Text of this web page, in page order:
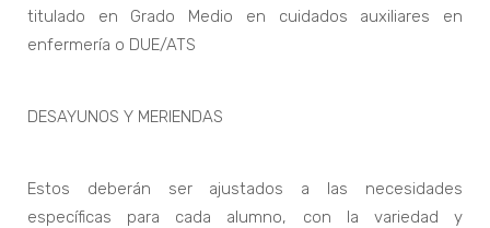
titulado en Grado Medio en cuidados auxiliares en
enfermería o DUE/ATS
DESAYUNOS Y MERIENDAS
Estos deberán ser ajustados a las necesidades
específicas para cada alumno, con la variedad y